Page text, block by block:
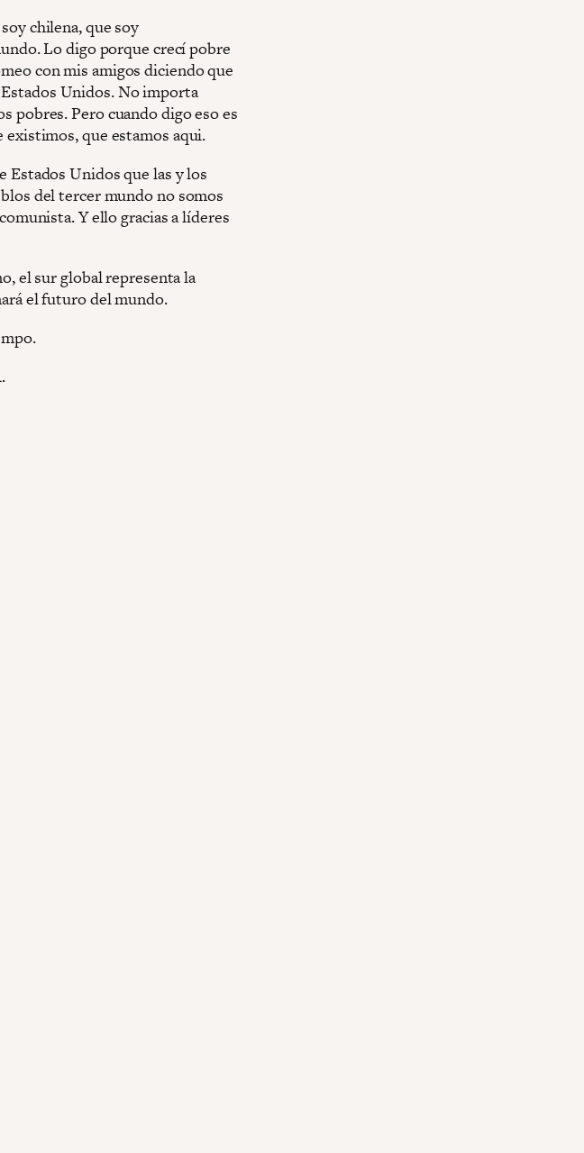
chilena, que soy
Lo digo porque crecí pobre
con mis amigos diciendo que
Unidos. No importa
pobres. Pero cuando digo eso es
que estamos aqui.
Estados Unidos que las y los
del tercer mundo no somos
Y ello gracias a líderes
el sur global representa la
el futuro del mundo.
.